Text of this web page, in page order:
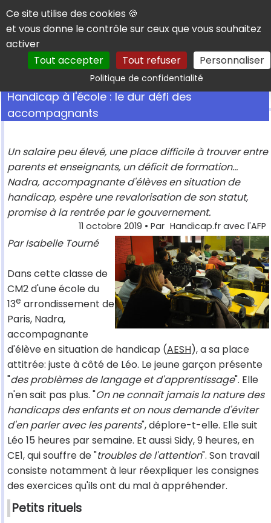
Panneau de gestion des cookies
Ce site utilise des cookies 🍪
et vous donne le contrôle sur ceux que vous souhaitez
activer
Tout accepter
Tout refuser Personnaliser
Politique de confidentialitéRechercher
Handicap à l'école : le dur défi des
accompagnants
Un salaire peu élevé, une place difficile à trouver entre
parents et enseignants, un déficit de formation...
Nadra, accompagnante d'élèves en situation de
handicap, espère une revalorisation de son statut,
promise à la rentrée par le gouvernement.
11 octobre 2019 • Par Handicap.fr avec l'AFP
Par Isabelle Tourné
Dans cette classe de
CM2 d'une école du
13e arrondissement de
Paris, Nadra,
accompagnante
d'élève en situation de handicap (AESH), a sa place
attitrée: juste à côté de Léo. Le jeune garçon présente
"des problèmes de langage et d'apprentissage". Elle
n'en sait pas plus. "On ne connaît jamais la nature des
handicaps des enfants et on nous demande d'éviter
d'en parler avec les parents", déplore-t-elle. Elle suit
Léo 15 heures par semaine. Et aussi Sidy, 9 heures, en
CE1, qui souffre de "troubles de l'attention". Son travail
consiste notamment à leur réexpliquer les consignes
des exercices qu'ils ont du mal à appréhender.
Petits rituels